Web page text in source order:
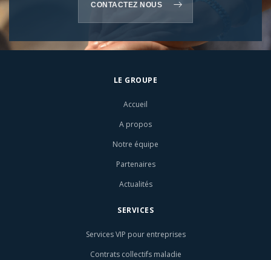
CONTACTEZ NOUS
LE GROUPE
Accueil
A propos
Notre équipe
Partenaires
Actualités
SERVICES
Services VIP pour entreprises
Contrats collectifs maladie